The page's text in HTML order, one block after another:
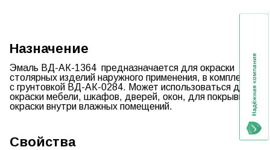
Назначение
Эмаль ВД-АК-1364 предназначается для окраски
столярных изделий наружного применения, в комплексе
с грунтовкой ВД-АК-0284. Может использоваться для
окраски мебели, шкафов, дверей, окон, для покрывной
окраски внутри влажных помещений.
Свойства